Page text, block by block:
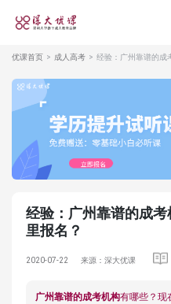
优课首页 成人高考 经验：广州靠谱的成
经验：广州靠谱的成
里报名？
2020-07-22 来源：深大优课
广州靠谱的成考机构有哪些？现